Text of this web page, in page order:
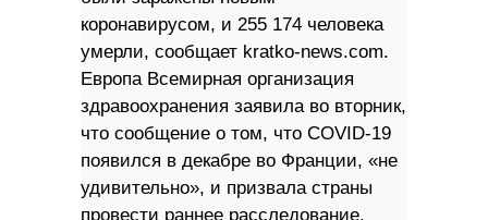
коронавирусом, и 255 174 человека
умерли, сообщает kratko-news.com.
Европа Всемирная организация
здравоохранения заявила во вторник,
что сообщение о том, что COVID-19
появился в декабре во Франции, «не
удивительно», и призвала страны
провести раннее расследование.